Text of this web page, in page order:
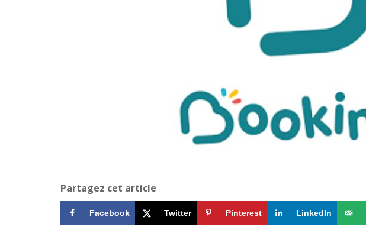
Partagez cet article
Facebook Twitter Pinterest LinkedIn